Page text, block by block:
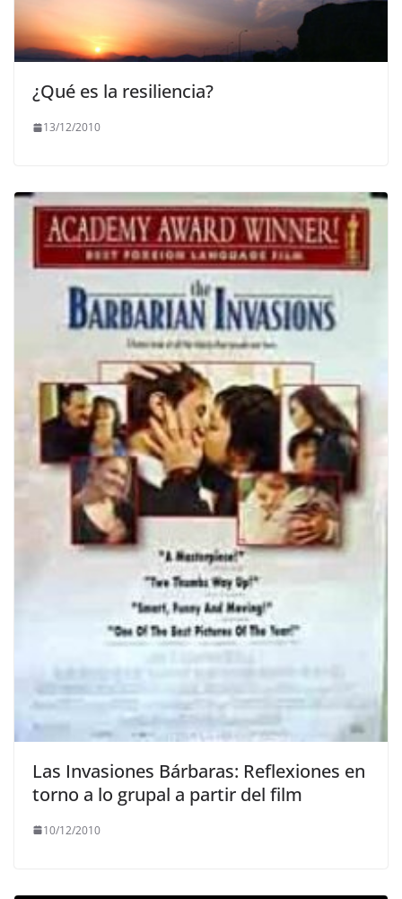
¿Qué es la resiliencia?
13/12/2010
Las Invasiones Bárbaras: Reflexiones en
torno a lo grupal a partir del film
10/12/2010